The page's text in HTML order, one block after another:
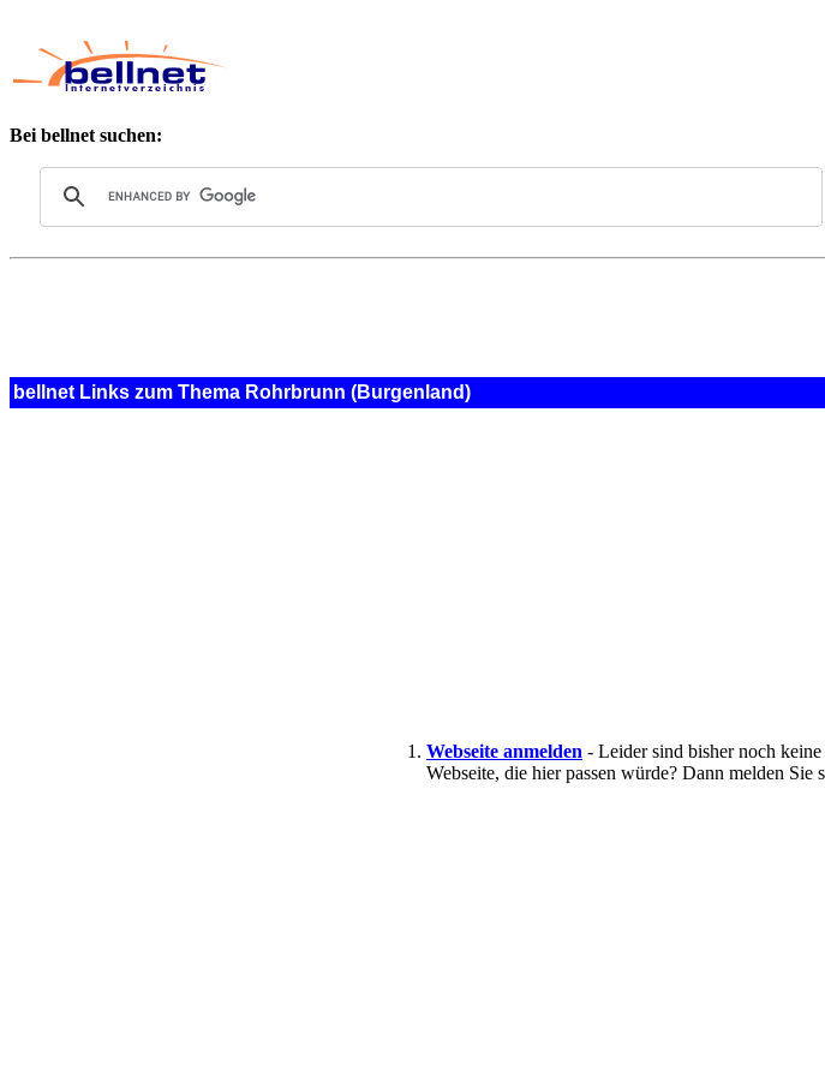
Bei bellnet suchen:
bellnet Links zum Thema Rohrbrunn (Burgenland)
Webseite anmelden - Leider sind bisher noch
Webseite, die hier passen würde? Dann melden Sie